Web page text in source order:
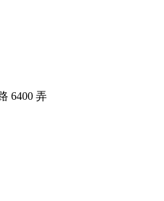
6400 弄